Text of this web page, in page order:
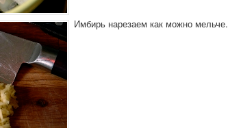
Имбирь нарезаем как можно мельче.